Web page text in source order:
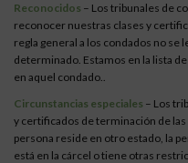
Reconocidos – Los tribunales de
reconocer nuestras clases y
regla general a los condados no
determinado. Estamos en la lista
en aquel condado..
Circunstancias especiales – Los
y certificados de terminación de
persona reside en otro estado, la
está en la cárcel o tiene otras